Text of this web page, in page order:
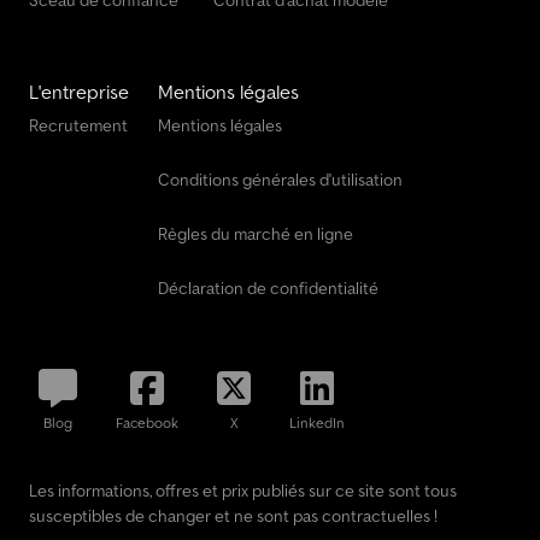
L'entreprise
Recrutement
Mentions légales
Mentions légales
Conditions générales d'utilisation
Règles du marché en ligne
Déclaration de confidentialité
Blog Facebook X LinkedIn
Les informations, offres et prix publiés sur ce site sont tous
susceptibles de changer et ne sont pas contractuelles !